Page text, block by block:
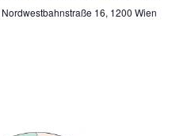
Nordwestbahnstraße 16, 1200 Wien